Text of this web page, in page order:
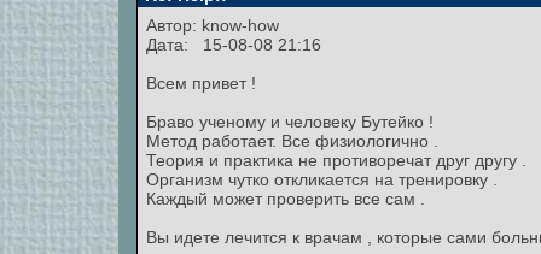
Автор: know-how
Дата: 15-08-08 21:16
Всем привет !
Браво ученому и человеку Бутейко !
Метод работает. Все физиологично .
Теория и практика не противоречат друг другу .
Организм чутко откликается на тренировку .
Каждый может проверить все сам .
Вы идете лечится к врачам , которые сами